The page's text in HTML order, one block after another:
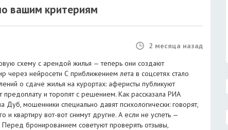
вашим критериям
2 месяца назад
схему с арендой жилья — теперь они создают
через нейросети С приближением лета в соцсетях стало
о сдаче жилья на курортах: аферисты публикуют
предоплату и торопят с решением. Как рассказала РИА
Дуб, мошенники специально давят психологически: говорят,
и квартиру вот-вот снимут другие. А если не успеть —
Перед бронированием советуют проверять отзывы,